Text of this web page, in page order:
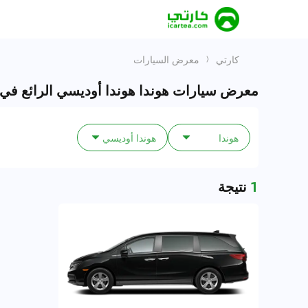
كارتي معرض السيارات
معرض سيارات هوندا هوندا أوديسي الرائع
هوندا هوندا أوديسي
1 نتيجة